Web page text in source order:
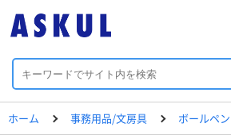
ホーム 事務用品/文房具 ボールペン